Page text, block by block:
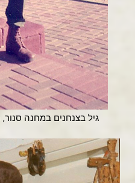
גיל בצנחנים במחנה סנור,